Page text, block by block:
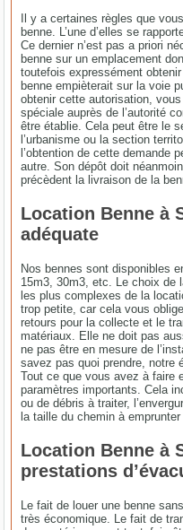
Il y a certaines règles que
benne. L’une d’elles se
Ce dernier n’est pas a priori
benne sur un emplacement
toutefois expressément
benne empièterait sur la voie
obtenir cette autorisation,
spéciale auprès de l’autorité
être établie. Cela peut être le
l’urbanisme ou la section
l’obtention de cette demande
autre. Son dépôt doit
précèdent la livraison de la
Location Benne à
adéquate
Nos bennes sont disponibles
15m3, 30m3, etc. Le choix de
les plus complexes de la
trop petite, car cela vous
retours pour la collecte et le
matériaux. Elle ne doit pas
ne pas être en mesure de
savez pas quoi prendre, notre
Tout ce que vous avez à faire
paramètres importants. Cela
ou de débris à traiter,
la taille du chemin à
Location Benne à
prestations
Le fait de louer une benne
très économique. Le fait de